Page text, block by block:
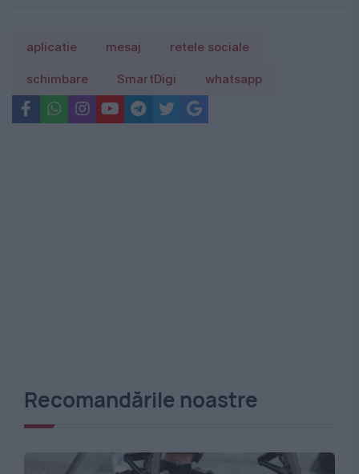
aplicatie mesaj retele sociale
schimbare SmartDigi whatsapp
Recomandările noastre